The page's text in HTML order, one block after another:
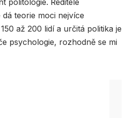
politologie. Ředitele
teorie moci nejvíce
až 200 lidí a určitá politika je
psychologie, rozhodně se mi